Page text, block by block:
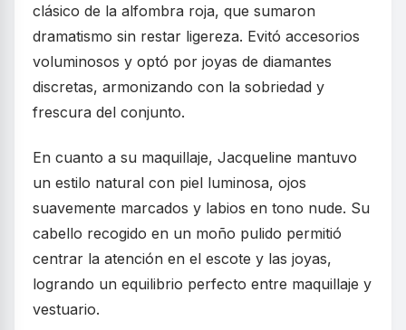
clásico de la alfombra roja, que sumaron
dramatismo sin restar ligereza. Evitó accesorios
voluminosos y optó por joyas de diamantes
discretas, armonizando con la sobriedad y
frescura del conjunto.
En cuanto a su maquillaje, Jacqueline mantuvo
un estilo natural con piel luminosa, ojos
suavemente marcados y labios en tono nude. Su
cabello recogido en un moño pulido permitió
centrar la atención en el escote y las joyas,
logrando un equilibrio perfecto entre maquillaje y
vestuario.